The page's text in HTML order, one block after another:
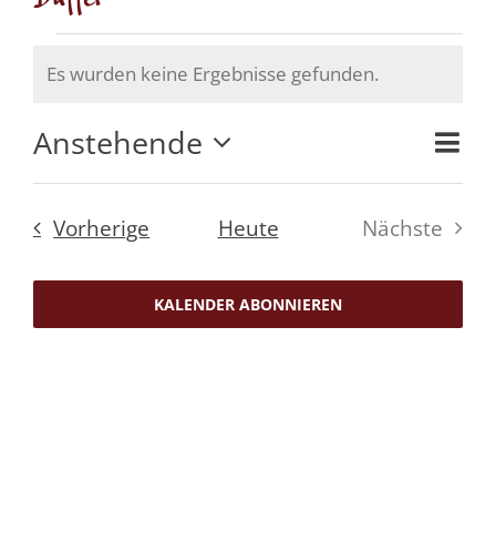
Veranstaltungen
Hinweis
Es wurden keine Ergebnisse gefunden.
Anstehende
Datum
auswählen.
Vorherige Veranstaltungen
Heute
Nächste
KALENDER ABONNIEREN